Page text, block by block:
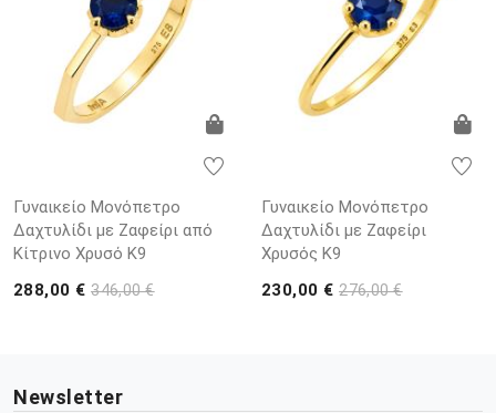
Γυναικείο Μονόπετρο
Δαχτυλίδι με Ζαφείρι από
Κίτρινο Χρυσό Κ9
288,00 €346,00 €
Γυναικείο Μονόπετρο
Δαχτυλίδι με Ζαφείρι
Χρυσός Κ9
230,00 €276,00 €
Newsletter